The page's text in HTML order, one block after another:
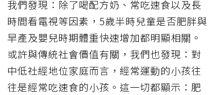
我們發現：除了喝配方奶、常吃速食以及長
時間看電視等因素，5歲半時兒童是否肥胖與
早產及嬰兒時期體重快速增加都明顯相關。
或許與傳統社會價值有關，我們也發現：對
中低社經地位家庭而言，經常運動的小孩往
往是經常吃速食的小孩。這一切都顯示：肥